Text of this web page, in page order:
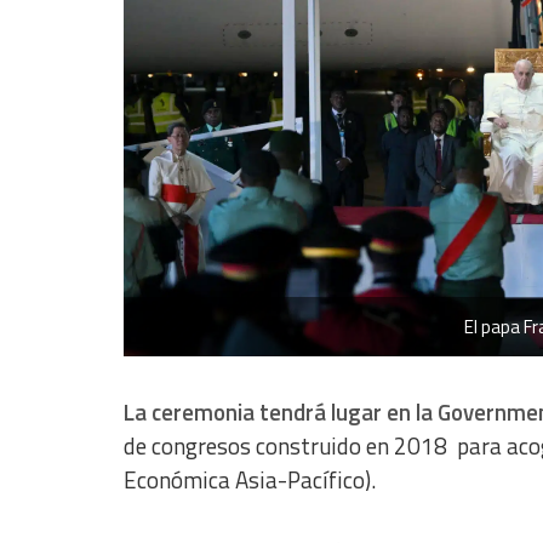
El papa
La ceremonia tendrá lugar en la
de congresos construido en 2018 para
Económica Asia-Pacífico).
Identify devices based on information actively requested
Non-IAB processing purposes:
Advertising